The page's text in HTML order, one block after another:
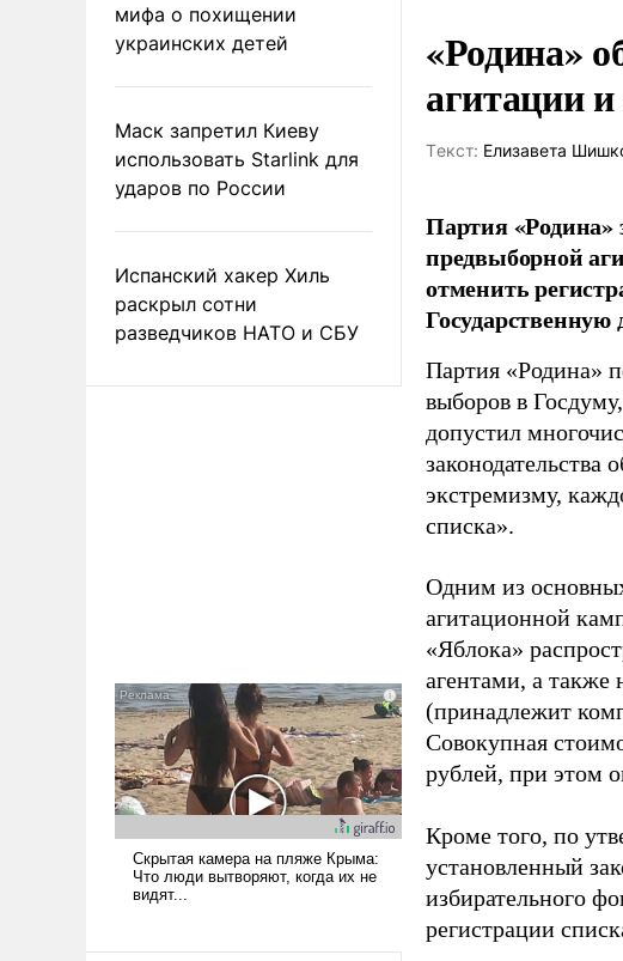
мифа о похищении
украинских детей
Маск запретил Киеву
использовать Starlink для
ударов по России
Испанский хакер Хиль
раскрыл сотни
разведчиков НАТО и СБУ
«Родина»
агитации
Tекст: Елизавета
Партия «Родина»
предвыборной
отменить
Партия «Родина»
выборов в
допустил
законодательства
экстремизму,
списка».
Одним из
агитационной
«Яблока»
агентами, а также
(принадлежит
Совокупная
рублей, при этом
Кроме того, по
установленный
избирательного
регистрации